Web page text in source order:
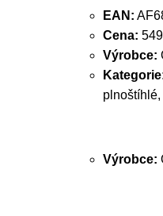
EAN:
Cena:
Výrobce:
plnoštíhlé,
Výrobce: